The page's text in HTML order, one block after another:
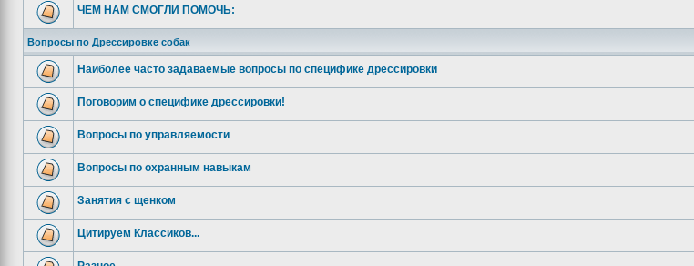
ЧЕМ НАМ СМОГЛИ ПОМОЧЬ:
Вопросы по Дрессировке собак
Наиболее часто задаваемые вопросы по специфике дрессировки
Поговорим о специфике дрессировки!
Вопросы по управляемости
Вопросы по охранным навыкам
Занятия с щенком
Цитируем Классиков...